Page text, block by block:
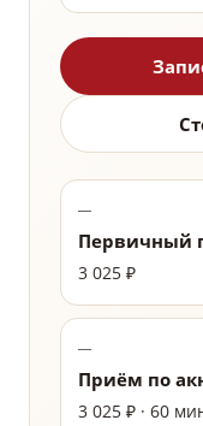
Первичный
3 025 ₽
Приём по
3 025 ₽ · 60